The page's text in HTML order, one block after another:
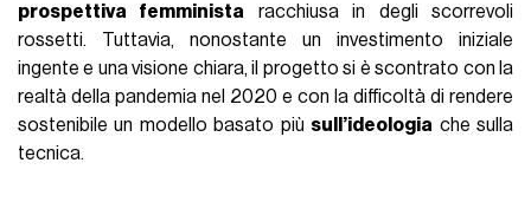
prospettiva femminista racchiusa in degli scorrevoli
rossetti. Tuttavia, nonostante un investimento iniziale
ingente e una visione chiara, il progetto si è scontrato con la
realtà della pandemia nel 2020 e con la difficoltà di rendere
sostenibile un modello basato più sull’ideologia che sulla
tecnica.